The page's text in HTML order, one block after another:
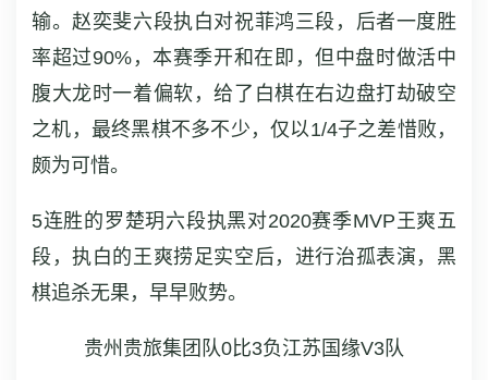
输。赵奕斐六段执白对祝菲鸿三段，后者一度胜
率超过90%，本赛季开和在即，但中盘时做活中
腹大龙时一着偏软，给了白棋在右边盘打劫破空
之机，最终黑棋不多不少，仅以1/4子之差惜败，
颇为可惜。
5连胜的罗楚玥六段执黑对2020赛季MVP王爽五
段，执白的王爽捞足实空后，进行治孤表演，黑
棋追杀无果，早早败势。
贵州贵旅集团队0比3负江苏国缘V3队